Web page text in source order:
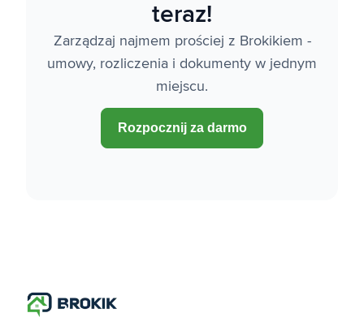
teraz!
Zarządzaj najmem prościej z Brokikiem -
umowy, rozliczenia i dokumenty w jednym
miejscu.
Rozpocznij za darmo